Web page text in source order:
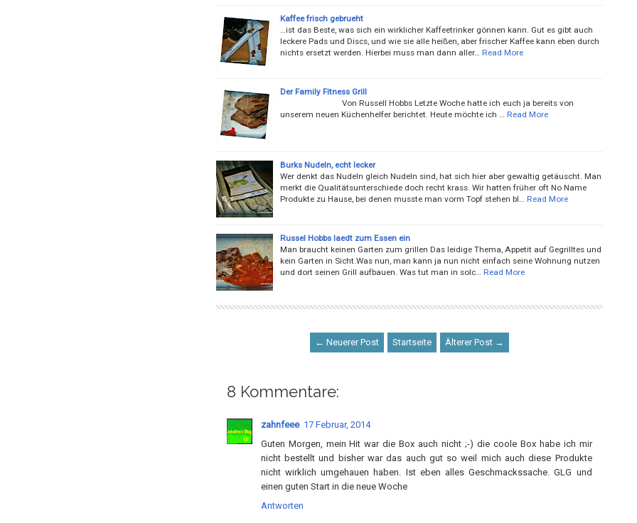
Kaffee frisch gebrueht
…ist das Beste, was sich ein wirklicher Kaffeetrinker gönnen kann. Gut es gibt auch
leckere Pads und Discs, und wie sie alle heißen, aber frischer Kaffee kann eben durch
nichts ersetzt werden. Hierbei muss man dann aller…
Read More
Der Family Fitness Grill
Von Russell Hobbs Letzte Woche hatte ich euch ja bereits von
unserem neuen Küchenhelfer berichtet. Heute möchte ich …
Read More
Burks Nudeln, echt lecker
Wer denkt das Nudeln gleich Nudeln sind, hat sich hier aber gewaltig getäuscht. Man
merkt die Qualitätsunterschiede doch recht krass. Wir hatten früher oft No Name
Produkte zu Hause, bei denen musste man vorm Topf stehen bl…
Read More
Russel Hobbs laedt zum Essen ein
Man braucht keinen Garten zum grillen Das leidige Thema, Appetit auf Gegrilltes und
kein Garten in Sicht.Was nun, man kann ja nun nicht einfach seine Wohnung nutzen
und dort seinen Grill aufbauen. Was tut man in solc…
Read More
← Neuerer Post Startseite Älterer Post →
8 Kommentare:
zahnfeee 17 Februar, 2014
Guten Morgen, mein Hit war die Box auch nicht ;-) die coole Box habe ich mir
nicht bestellt und bisher war das auch gut so weil mich auch diese Produkte
nicht wirklich umgehauen haben. Ist eben alles Geschmackssache. GLG und
einen guten Start in die neue Woche
Antworten